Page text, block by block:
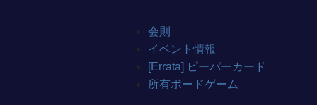
会則
イベント情報
[Errata] ピーパーカード
所有ボードゲーム